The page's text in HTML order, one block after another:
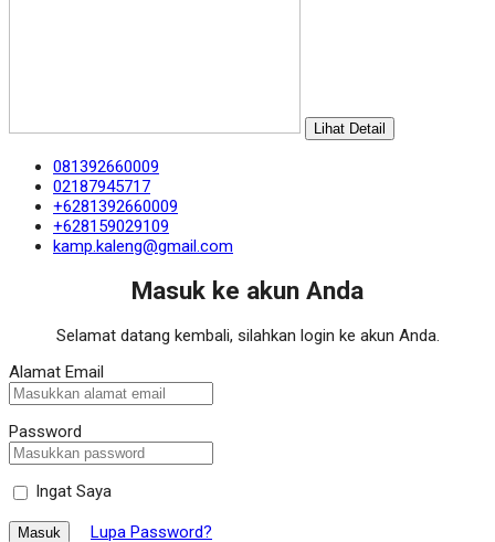
Lihat Detail
081392660009
02187945717
+6281392660009
+628159029109
kamp.kaleng@gmail.com
Masuk ke akun Anda
Selamat datang kembali, silahkan login ke akun Anda.
Alamat Email
Password
Ingat Saya
Masuk Lupa Password?